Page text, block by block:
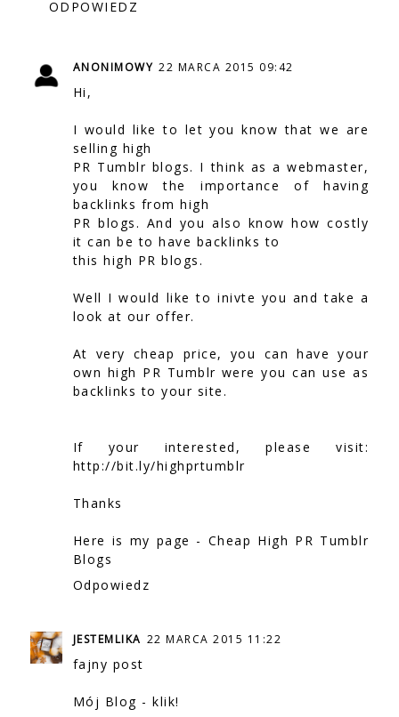
ODPOWIEDZ
ANONIMOWY 22 MARCA 2015 09:42
Hi,
I would like to let you know that we are
selling high
PR Tumblr blogs. I think as a webmaster,
you know the importance of having
backlinks from high
PR blogs. And you also know how costly
it can be to have backlinks to
this high PR blogs.
Well I would like to inivte you and take a
look at our offer.
At very cheap price, you can have your
own high PR Tumblr were you can use as
backlinks to your site.
If your interested, please visit:
http://bit.ly/highprtumblr
Thanks
Here is my page - Cheap High PR Tumblr
Blogs
Odpowiedz
JESTEMLIKA 22 MARCA 2015 11:22
fajny post
Mój Blog - klik!